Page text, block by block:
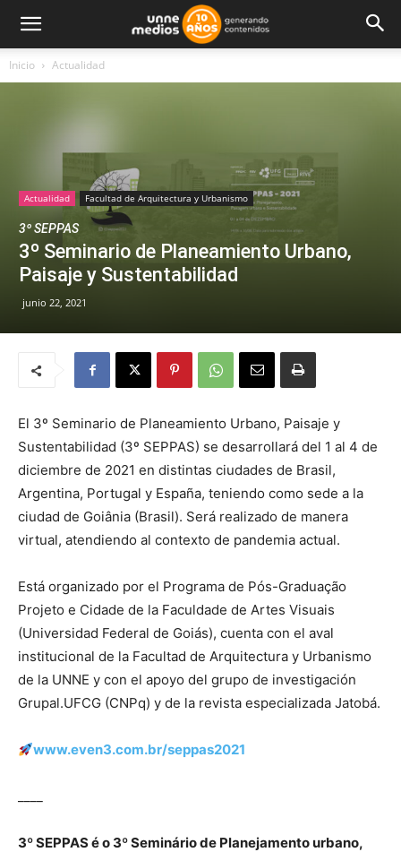
Inicio Actualidad
Actualidad Facultad de Arquitectura y Urbanismo
3º SEPPAS
3º Seminario de Planeamiento Urbano,
Paisaje y Sustentabilidad
junio 22, 2021
El 3º Seminario de Planeamiento Urbano, Paisaje y
Sustentabilidad (3º SEPPAS) se desarrollará del 1 al 4 de
diciembre de 2021 en distintas ciudades de Brasil,
Argentina, Portugal y España, teniendo como sede a la
ciudad de Goiânia (Brasil). Será realizado de manera
virtual, atendiendo al contexto de pandemia actual.
Está organizado por el Programa de Pós-Graduação
Projeto e Cidade de la Faculdade de Artes Visuais
(Universidad Federal de Goiás), cuenta con el aval
institucional de la Facultad de Arquitectura y Urbanismo
de la UNNE y con el apoyo del grupo de investigación
Grupal.UFCG (CNPq) y de la revista especializada Jatobá.
www.even3.com.br/seppas2021
3º SEPPAS é o 3º Seminário de Planejamento urbano,